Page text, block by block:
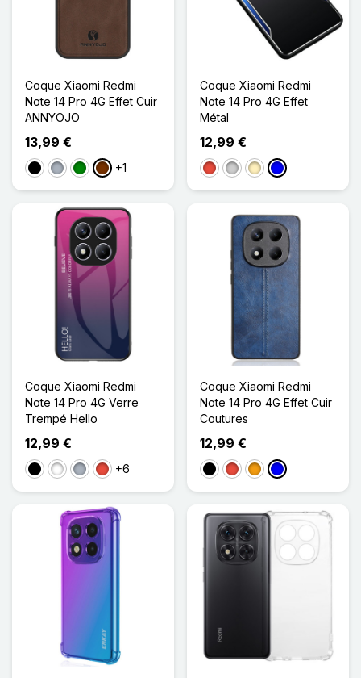
Coque Xiaomi Redmi
Note 14 Pro 4G Effet Cuir
ANNYOJO
13,99 €
NoirGris VertCafé+1
Coque Xiaomi Redmi
Note 14 Pro 4G Effet
Métal
12,99 €
RougeArgenté
DoréBleu
Coque Xiaomi Redmi
Note 14 Pro 4G Verre
Trempé Hello
12,99 €
NoirBlancGris Rouge
+6
Coque Xiaomi Redmi
Note 14 Pro 4G Effet Cuir
Coutures
12,99 €
NoirRougeOrange
Bleu